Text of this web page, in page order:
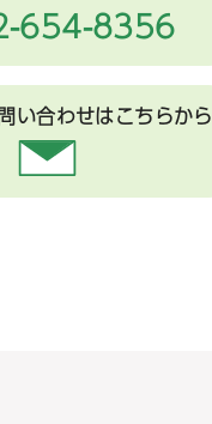
654-8356
い合わせはこちらから